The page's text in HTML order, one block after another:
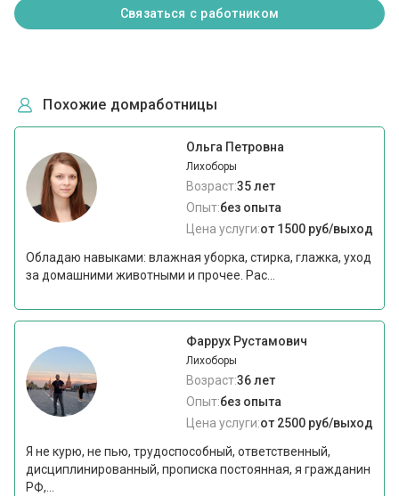
Связаться с работником
Похожие домработницы
Ольга Петровна
Лихоборы
Возраст:35 лет
Опыт:без опыта
Цена услуги:от 1500 руб/выход
Обладаю навыками: влажная уборка, стирка, глажка, уход
за домашними животными и прочее. Рас...
Фаррух Рустамович
Лихоборы
Возраст:36 лет
Опыт:без опыта
Цена услуги:от 2500 руб/выход
Я не курю, не пью, трудоспособный, ответственный,
дисциплинированный, прописка постоянная, я гражданин
РФ,...